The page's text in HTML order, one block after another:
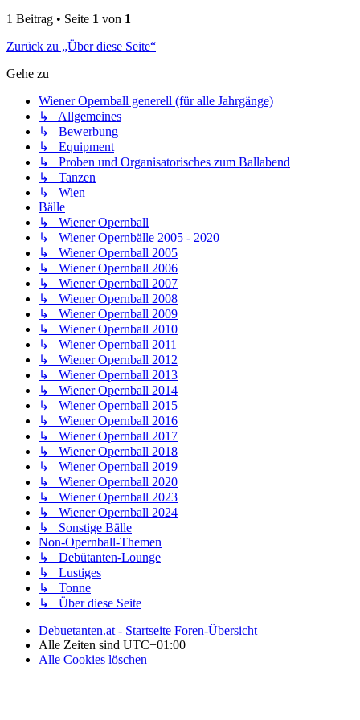
1 Beitrag • Seite 1 von 1
Zurück zu „Über diese Seite“
Gehe zu
Wiener Opernball generell (für alle Jahrgänge)
↳ Allgemeines
↳ Bewerbung
↳ Equipment
↳ Proben und Organisatorisches zum Ballabend
↳ Tanzen
↳ Wien
Bälle
↳ Wiener Opernball
↳ Wiener Opernbälle 2005 - 2020
↳ Wiener Opernball 2005
↳ Wiener Opernball 2006
↳ Wiener Opernball 2007
↳ Wiener Opernball 2008
↳ Wiener Opernball 2009
↳ Wiener Opernball 2010
↳ Wiener Opernball 2011
↳ Wiener Opernball 2012
↳ Wiener Opernball 2013
↳ Wiener Opernball 2014
↳ Wiener Opernball 2015
↳ Wiener Opernball 2016
↳ Wiener Opernball 2017
↳ Wiener Opernball 2018
↳ Wiener Opernball 2019
↳ Wiener Opernball 2020
↳ Wiener Opernball 2023
↳ Wiener Opernball 2024
↳ Sonstige Bälle
Non-Opernball-Themen
↳ Debütanten-Lounge
↳ Lustiges
↳ Tonne
↳ Über diese Seite
Debuetanten.at - Startseite Foren-Übersicht
Alle Zeiten sind UTC+01:00
Alle Cookies löschen